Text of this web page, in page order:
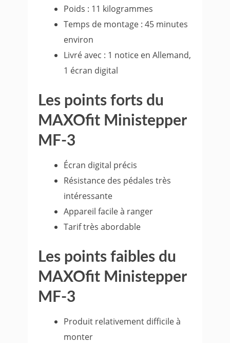
Poids : 11 kilogrammes
Temps de montage : 45 minutes
environ
Livré avec : 1 notice en Allemand,
1 écran digital
Les points forts du
MAXOfit Ministepper
MF-3
Écran digital précis
Résistance des pédales très
intéressante
Appareil facile à ranger
Tarif très abordable
Les points faibles du
MAXOfit Ministepper
MF-3
Produit relativement difficile à
monter